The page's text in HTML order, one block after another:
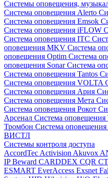
Системы оповещения,
Система оповещения Alerto
Система оповещения Emsok
Система оповещения iFLOW
Система оповещения ITC
оповещения MKV Система
оповещения Optim Система
оповещения SonarСистема
Система оповещения Tantos
Система оповещения VOLTA
Система оповещения Ария
Система оповещения Мета
Система оповещения Рокот
Арсенал Система
Тромбон Система оповещения
ВИСТЛ
Системы контроля доступа
AccordTec Activision Akuvox
IPBeward CARDDEX CQR
ESMART EverAccess Exsnet